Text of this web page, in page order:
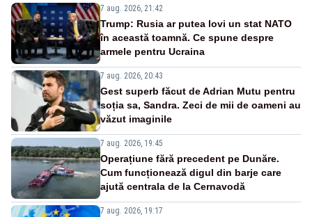
7 aug. 2026, 21:42
Trump: Rusia ar putea lovi un stat NATO
în această toamnă. Ce spune despre
armele pentru Ucraina
7 aug. 2026, 20:43
Gest superb făcut de Adrian Mutu pentru
soția sa, Sandra. Zeci de mii de oameni au
văzut imaginile
7 aug. 2026, 19:45
Operațiune fără precedent pe Dunăre.
Cum funcționează digul din barje care
ajută centrala de la Cernavodă
7 aug. 2026, 19:17